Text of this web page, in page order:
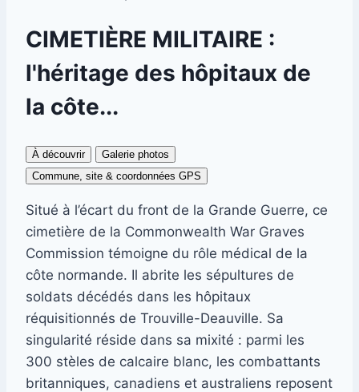
CIMETIÈRE MILITAIRE :
l'héritage des hôpitaux de
la côte...
À découvrir
Galerie photos
Commune, site & coordonnées GPS
Situé à l’écart du front de la Grande Guerre, ce
cimetière de la Commonwealth War Graves
Commission témoigne du rôle médical de la
côte normande. Il abrite les sépultures de
soldats décédés dans les hôpitaux
réquisitionnés de Trouville-Deauville. Sa
singularité réside dans sa mixité : parmi les
300 stèles de calcaire blanc, les combattants
britanniques, canadiens et australiens reposent